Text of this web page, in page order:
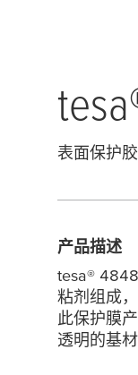
tesa
表面保护
产品描述
tesa®
粘剂组成
此保护膜
透明的基